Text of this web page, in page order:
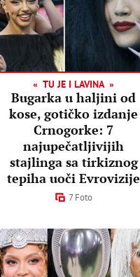
TU JE I LAVINA
Bugarka u haljini od
kose, gotičko izdanje
Crnogorke: 7
najupečatljivijih
stajlinga sa tirkiznog
tepiha uoči Evrovizije
7 Foto